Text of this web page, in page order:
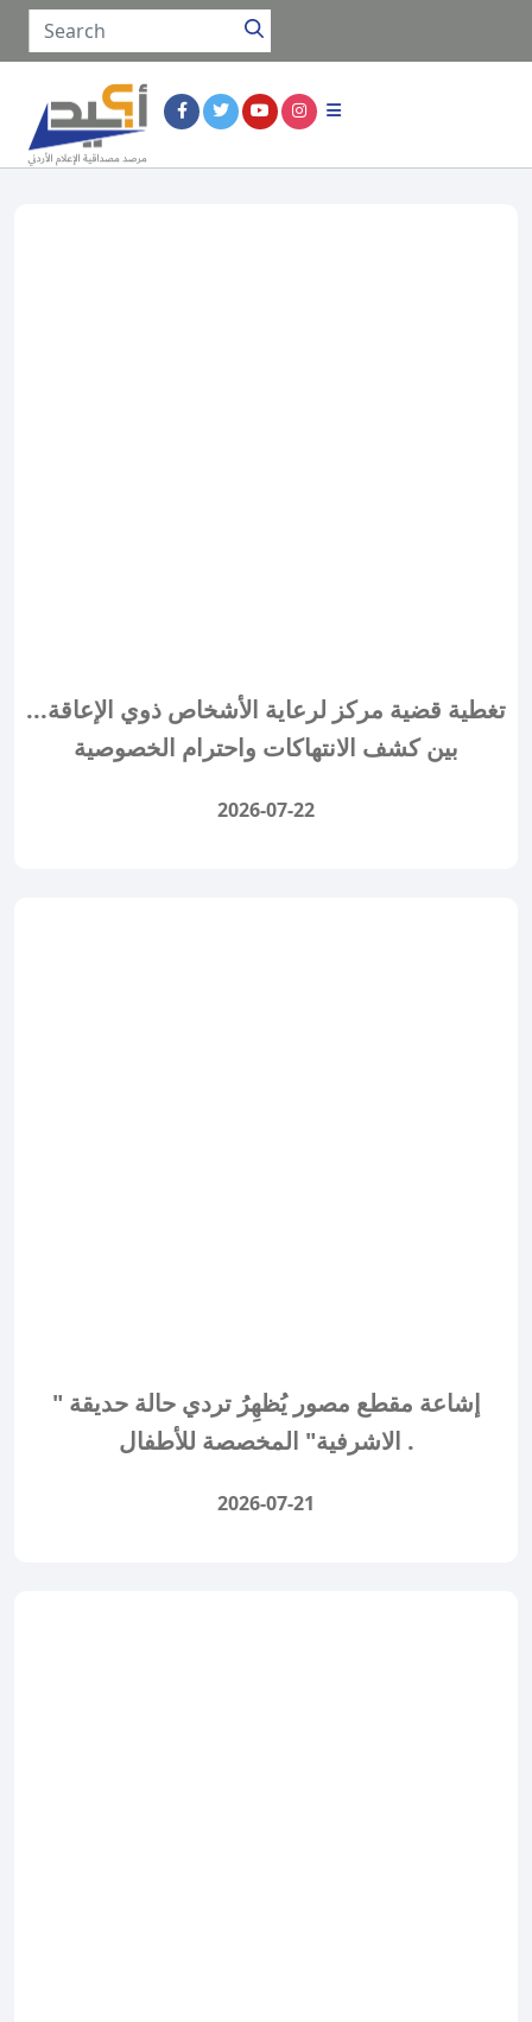
تغطية قضية مركز لرعاية الأشخاص ذوي الإعاقة...
بين كشف الانتهاكات واحترام الخصوصية
2026-07-22
إشاعة مقطع مصور يُظهِرُ تردي حالة حديقة "
الاشرفية" المخصصة للأطفال .
2026-07-21